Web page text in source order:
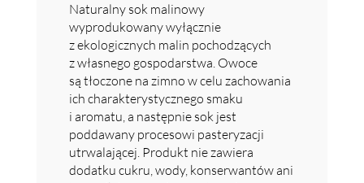
Naturalny sok malinowy
wyprodukowany wyłącznie
z ekologicznych malin pochodzących
z własnego gospodarstwa. Owoce
są tłoczone na zimno w celu zachowania
ich charakterystycznego smaku
i aromatu, a następnie sok jest
poddawany procesowi pasteryzacji
utrwalającej. Produkt nie zawiera
dodatku cukru, wody, konserwantów ani